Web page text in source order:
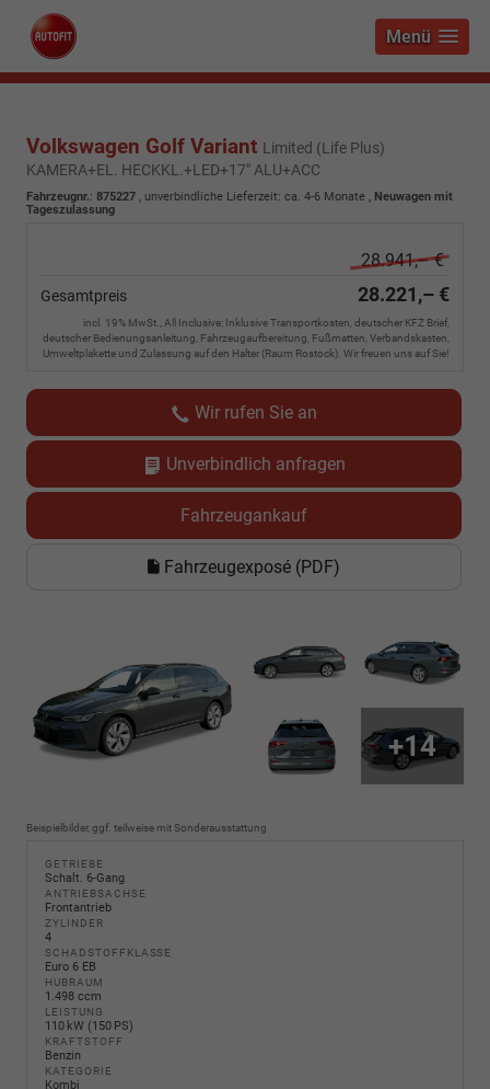
Menü
Volkswagen Golf Variant Limited (Life Plus)
KAMERA+EL. HECKKL.+LED+17" ALU+ACC
Fahrzeugnr.: 875227 , unverbindliche Lieferzeit: ca. 4-6 Monate , Neuwagen mit
Tageszulassung
28.941,– €
Gesamtpreis 28.221,– €
incl. 19% MwSt., All Inclusive: Inklusive Transportkosten, deutscher KFZ Brief,
deutscher Bedienungsanleitung, Fahrzeugaufbereitung, Fußmatten, Verbandskasten,
Umweltplakette und Zulassung auf den Halter (Raum Rostock). Wir freuen uns auf Sie!
Wir rufen Sie an
Unverbindlich anfragen
Fahrzeugankauf
Fahrzeugexposé (PDF)
+14
Beispielbilder, ggf. teilweise mit Sonderausstattung
GETRIEBE
Schalt. 6-Gang
ANTRIEBSACHSE
Frontantrieb
ZYLINDER
4
SCHADSTOFFKLASSE
Euro 6 EB
HUBRAUM
1.498 ccm
LEISTUNG
110 kW (150 PS)
KRAFTSTOFF
Benzin
KATEGORIE
Kombi